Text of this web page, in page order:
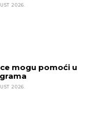
2026.
mogu pomoći u
2026.